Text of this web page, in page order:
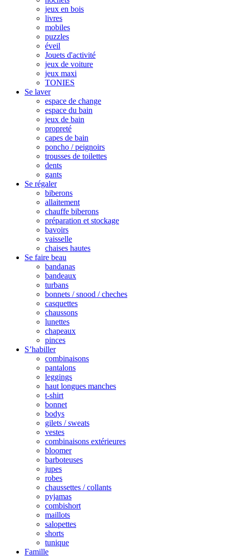
jeux en bois
livres
mobiles
puzzles
éveil
Jouets d'activité
jeux de voiture
jeux maxi
TONIES
Se laver
espace de change
espace du bain
jeux de bain
propreté
capes de bain
poncho / peignoirs
trousses de toilettes
dents
gants
Se régaler
biberons
allaitement
chauffe biberons
préparation et stockage
bavoirs
vaisselle
chaises hautes
Se faire beau
bandanas
bandeaux
turbans
bonnets / snood / cheches
casquettes
chaussons
lunettes
chapeaux
pinces
S’habiller
combinaisons
pantalons
leggings
haut longues manches
t-shirt
bonnet
bodys
gilets / sweats
vestes
combinaisons extérieures
bloomer
barboteuses
jupes
robes
chaussettes / collants
pyjamas
combishort
maillots
salopettes
shorts
tunique
Famille